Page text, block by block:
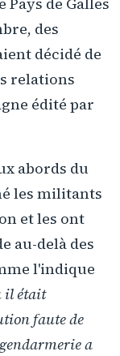
des
décidé de
relations
édité par
abords du
les militants
et les ont
au-delà des
l'indique
il était
faute de
a